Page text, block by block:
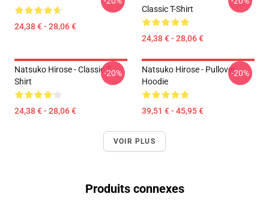
24,38 € - 28,06 €
Classic T-Shirt
24,38 € - 28,06 €
Natsuko Hirose - Classic T-
Shirt
24,38 € - 28,06 €
-20%
Natsuko Hirose - Pullover
Hoodie
39,51 € - 45,95 €
-20%
VOIR PLUS
Produits connexes